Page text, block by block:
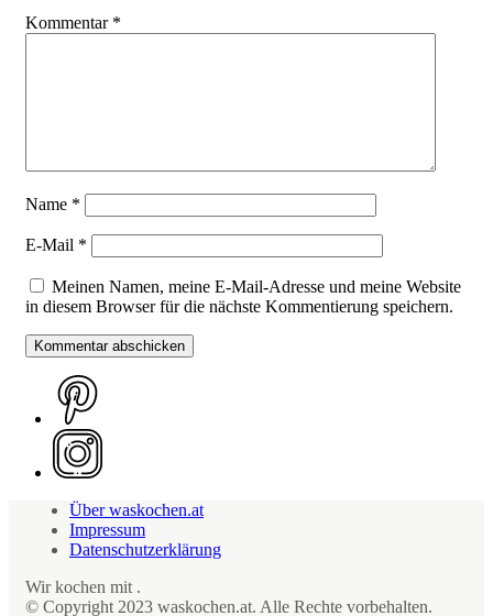
Kommentar *
Name *
E-Mail *
Meinen Namen, meine E-Mail-Adresse und meine Website
in diesem Browser für die nächste Kommentierung speichern.
Über waskochen.at
Impressum
Datenschutzerklärung
Wir kochen mit .
© Copyright 2023 waskochen.at. Alle Rechte vorbehalten.